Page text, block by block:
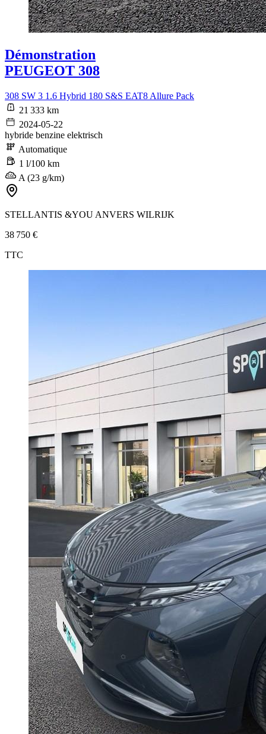
Démonstration
PEUGEOT 308
308 SW 3 1.6 Hybrid 180 S&S EAT8 Allure Pack
21 333 km
2024-05-22
hybride benzine elektrisch
Automatique
1 l/100 km
A (23 g/km)
STELLANTIS &YOU ANVERS WILRIJK
38 750 €
TTC